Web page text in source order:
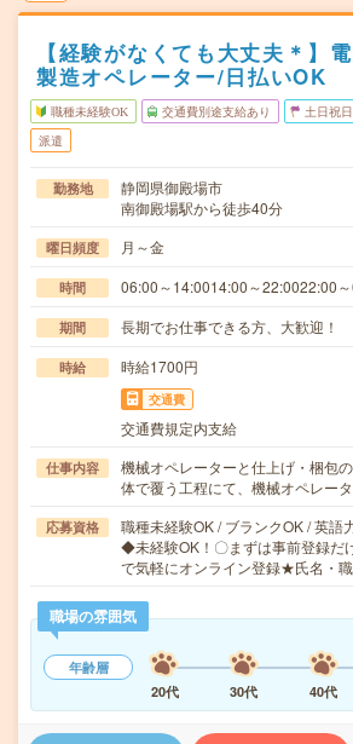
【経験がなくても大丈夫＊】
製造オペレーター/日払いOK
職種未経験OK 交通費別途支給あり 土日祝
派遣
勤務地
静岡県御殿場市
南御殿場駅から徒歩40分
曜日頻度 月～金
時間 06:00～14:0014:00～22:0022:00
期間 長期でお仕事できる方、大歓迎！
時給 時給1700円
交通費
交通費規定内支給
仕事内容
機械オペレーターと仕上げ・梱包
体で覆う工程にて、機械オペレー
応募資格
職種未経験OK / ブランクOK / 英語
◆未経験OK！〇まずは事前登録だ
で気軽にオンライン登録★氏名・
職場の雰囲気
年齢層
20代
30代 40代